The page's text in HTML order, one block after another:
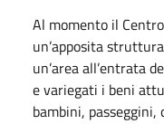
Al momento il
un’apposita
un’area all’entrata
e variegati i beni
bambini,